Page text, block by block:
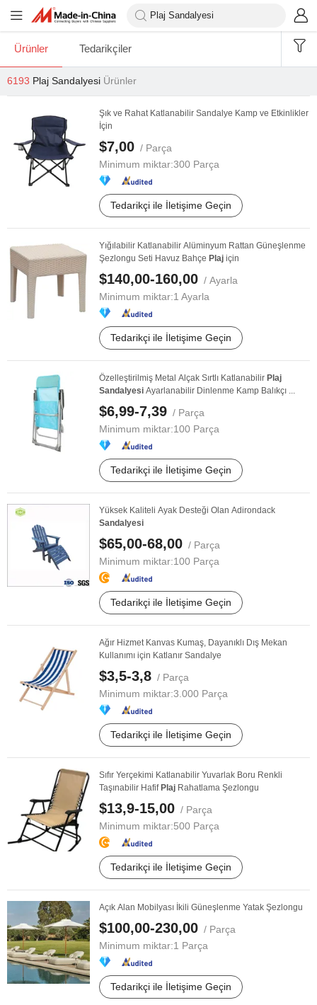
Ürünler Tedarikçiler
6193 Plaj Sandalyesi Ürünler
Şık ve Rahat Katlanabilir Sandalye Kamp ve Etkinlikler
İçin
$7,00 / Parça
Minimum miktar:300 Parça
Tedarikçi ile İletişime Geçin
Yığılabilir Katlanabilir Alüminyum Rattan Güneşlenme
Şezlongu Seti Havuz Bahçe Plaj için
$140,00-160,00 / Ayarla
Minimum miktar:1 Ayarla
Tedarikçi ile İletişime Geçin
Özelleştirilmiş Metal Alçak Sırtlı Katlanabilir Plaj
Sandalyesi Ayarlanabilir Dinlenme Kamp Balıkçı ...
$6,99-7,39 / Parça
Minimum miktar:100 Parça
Tedarikçi ile İletişime Geçin
Yüksek Kaliteli Ayak Desteği Olan Adirondack
Sandalyesi
$65,00-68,00 / Parça
Minimum miktar:100 Parça
Tedarikçi ile İletişime Geçin
Ağır Hizmet Kanvas Kumaş, Dayanıklı Dış Mekan
Kullanımı için Katlanır Sandalye
$3,5-3,8 / Parça
Minimum miktar:3.000 Parça
Tedarikçi ile İletişime Geçin
Sıfır Yerçekimi Katlanabilir Yuvarlak Boru Renkli
Taşınabilir Hafif Plaj Rahatlama Şezlongu
$13,9-15,00 / Parça
Minimum miktar:500 Parça
Tedarikçi ile İletişime Geçin
Açık Alan Mobilyası İkili Güneşlenme Yatak Şezlongu
$100,00-230,00 / Parça
Minimum miktar:1 Parça
Tedarikçi ile İletişime Geçin